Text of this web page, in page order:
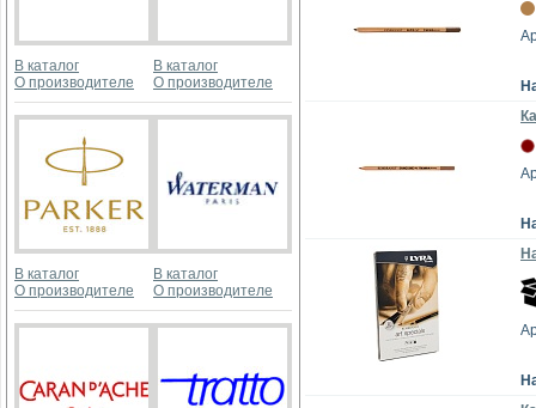
В каталог
О производителе
В каталог
О производителе
В каталог
О производителе
В каталог
О производителе